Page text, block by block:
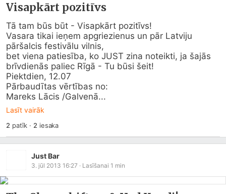
Visapkārt pozitīvs
Tā tam būs būt - Visapkārt pozitīvs!
Vasara tikai ieņem apgriezienus un pār Latviju
pāršalcis festivālu vilnis,
bet viena patiesība, ko JUST zina noteikti, ja šajās
brīvdienās paliec Rīgā - Tu būsi šeit!
Piektdien, 12.07
Pārbaudītas vērtības no:
Mareks Lācis /Galvenā...
Lasīt vairāk
2 patīk · 2 iesaka
Just Bar
3. jūl 2013 16:27 · Lasīšanai 1 min